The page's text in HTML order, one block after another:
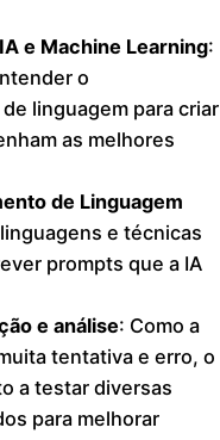
e Machine Learning:
o
linguagem para criar
as melhores
de Linguagem
e técnicas
prompts que a IA
e análise: Como a
tentativa e erro, o
a testar diversas
para melhorar